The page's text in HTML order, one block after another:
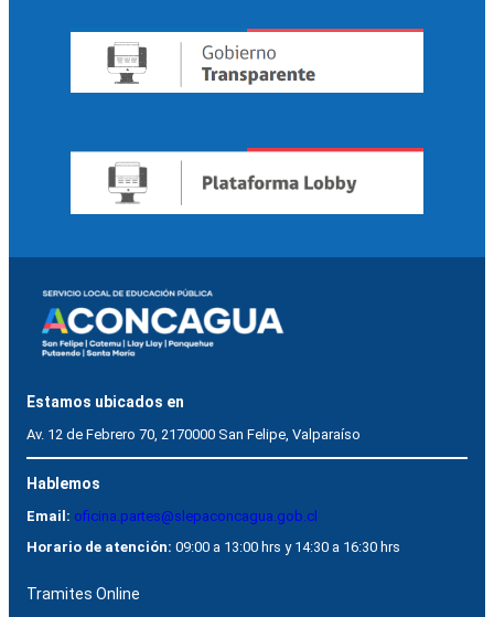
Estamos ubicados en
Av. 12 de Febrero 70, 2170000 San Felipe, Valparaíso
Hablemos
Email: oficina.partes@slepaconcagua.gob.cl
Horario de atención: 09:00 a 13:00 hrs y 14:30 a 16:30 hrs
Tramites Online